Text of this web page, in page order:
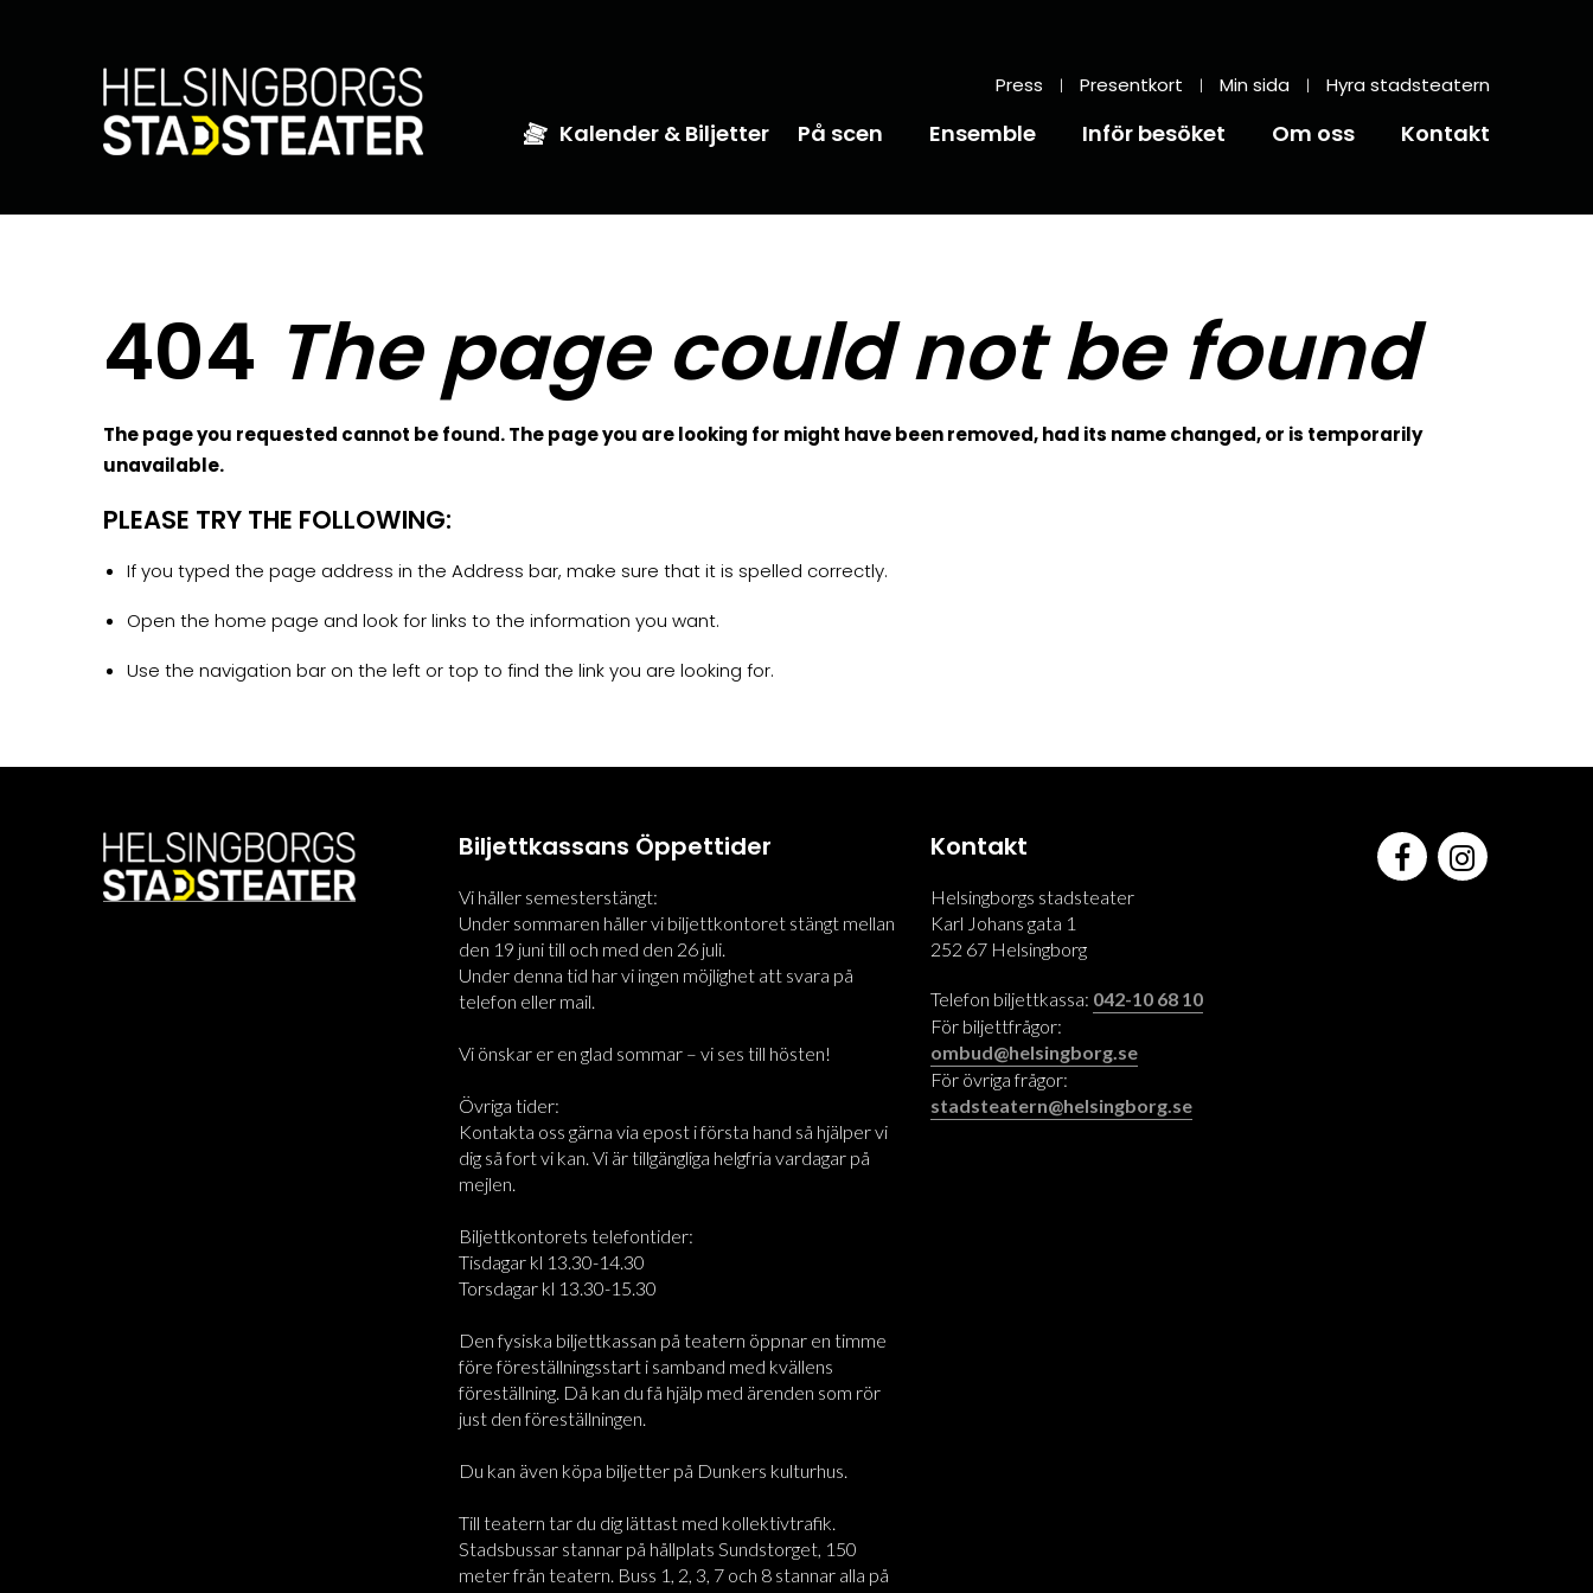
Press Presentkort Min sida Hyra stadsteatern
Kalender & Biljetter På scen Ensemble Inför besöket Om oss Kontakt
404 The page could not be found
The page you requested cannot be found. The page you are looking for might have been removed, had its name changed, or is temporarily
unavailable.
PLEASE TRY THE FOLLOWING:
If you typed the page address in the Address bar, make sure that it is spelled correctly.
Open the home page and look for links to the information you want.
Use the navigation bar on the left or top to find the link you are looking for.
Biljettkassans Öppettider
Vi håller semesterstängt:
Under sommaren håller vi biljettkontoret stängt mellan
den 19 juni till och med den 26 juli.
Under denna tid har vi ingen möjlighet att svara på
telefon eller mail.
Vi önskar er en glad sommar – vi ses till hösten!
Övriga tider:
Kontakta oss gärna via epost i första hand så hjälper vi
dig så fort vi kan. Vi är tillgängliga helgfria vardagar på
mejlen.
Biljettkontorets telefontider:
Tisdagar kl 13.30-14.30
Torsdagar kl 13.30-15.30
Den fysiska biljettkassan på teatern öppnar en timme
före föreställningsstart i samband med kvällens
föreställning. Då kan du få hjälp med ärenden som rör
just den föreställningen.
Du kan även köpa biljetter på Dunkers kulturhus.
Till teatern tar du dig lättast med kollektivtrafik.
Stadsbussar stannar på hållplats Sundstorget, 150
meter från teatern. Buss 1, 2, 3, 7 och 8 stannar alla på
Kontakt
Helsingborgs stadsteater
Karl Johans gata 1
252 67 Helsingborg
Telefon biljettkassa: 042-10 68 10
För biljettfrågor:
ombud@helsingborg.se
För övriga frågor:
stadsteatern@helsingborg.se